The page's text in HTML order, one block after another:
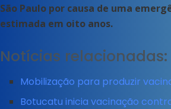
São Paulo por causa de uma
estimada em oito anos.
Notícias relacionadas:
Mobilização para produzir
Botucatu inicia vacinação